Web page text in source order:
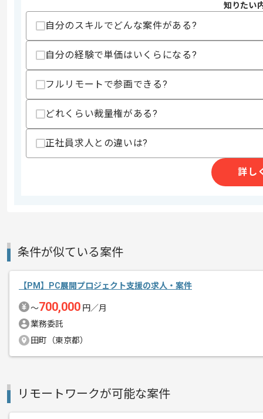
・プロジェクトマネジメント経験
・課題定義、企画立案、コンサル、ま
・モバイルアプリ経験
・調査経験
歓迎スキル
・法律知見
スキルに不安がある方へ
エージェントからのコ
メント
eKYC事業 、デジタルID事業を展開して
今回は事業会社向けプロダクトマネジ
基本的にはフルリモートでの作業を見込
知りたい
自分のスキルでどんな案件がある?
自分の経験で単価はいくらになる?
フルリモートで参画できる?
どれくらい裁量権がある?
正社員求人との違いは?
詳し
条件が似ている案件
【PM】PC展開プロジェクト支援の求人・案件
〜700,000 円／月
業務委託
田町（東京都）
リモートワークが可能な案件